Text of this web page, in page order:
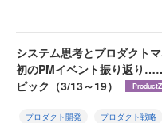
システム思考とプロダクト
初のPMイベント振り返り
ピック（3/13～19）
プロダクト開発 プロダクト戦略